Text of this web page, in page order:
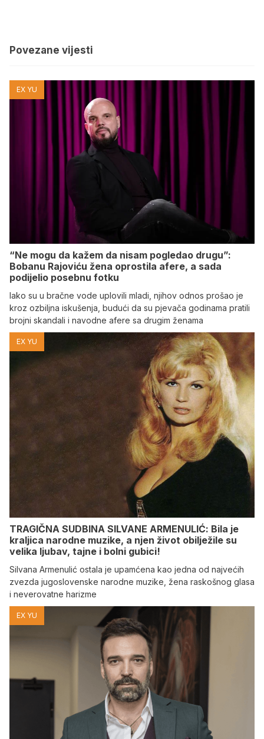
Povezane vijesti
EX YU
“Ne mogu da kažem da nisam pogledao drugu”:
Bobanu Rajoviću žena oprostila afere, a sada
podijelio posebnu fotku
Iako su u bračne vode uplovili mladi, njihov odnos prošao je
kroz ozbiljna iskušenja, budući da su pjevača godinama pratili
brojni skandali i navodne afere sa drugim ženama
EX YU
TRAGIČNA SUDBINA SILVANE ARMENULIĆ: Bila je
kraljica narodne muzike, a njen život obilježile su
velika ljubav, tajne i bolni gubici!
Silvana Armenulić ostala je upamćena kao jedna od najvećih
zvezda jugoslovenske narodne muzike, žena raskošnog glasa
i neverovatne harizme
EX YU